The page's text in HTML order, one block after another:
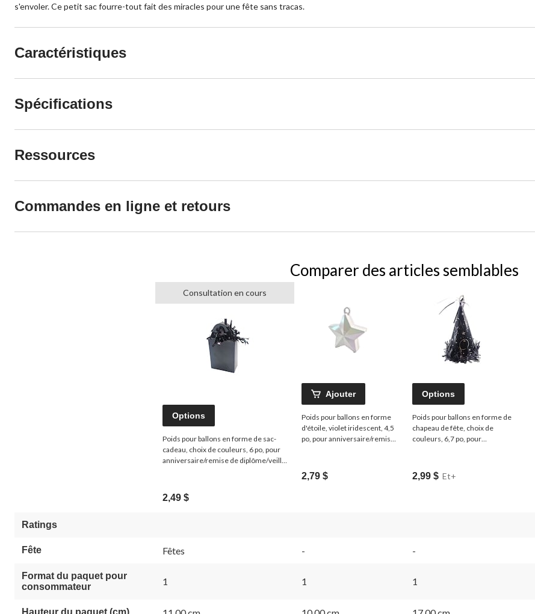
s'envoler. Ce petit sac fourre-tout fait des miracles pour une fête sans tracas.
Caractéristiques
Spécifications
Ressources
Commandes en ligne et retours
Comparer des articles semblables
Consultation en cours
Options
Poids pour ballons en forme de sac-
cadeau, choix de couleurs, 6 po, pour
anniversaire/remise de diplôme/veille
2,49 $
Ajouter
Poids pour ballons en forme
d'étoile, violet iridescent, 4,5
po, pour anniversaire/remise
2,79 $
Options
Poids pour ballons en forme de
chapeau de fête, choix de
couleurs, 6,7 po, pour
2,99 $ Et+
Ratings
Fête Fêtes - -
Format du paquet pour
consommateur
1 1 1
Hauteur du paquet (cm)